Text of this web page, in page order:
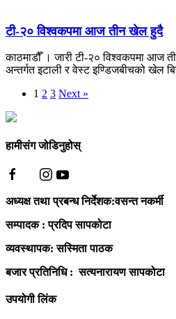
टी-२० विश्वकपमा आज तीन खेल हुदै
काठमाडौँ । जारी टी-२० विश्वकपमा
अन्तर्गत इटाली र वेस्ट इण्डिजबीचको खेल
1 2 3 Next »
हामीसंग जोडिनुहोस्
अध्यक्ष तथा प्रबन्ध निर्देशक:वसन्त नकर्मी
सम्पादक : प्रदिप सापकोटा
व्यवस्थापक: सस्मिता पाठक
बजार प्रतिनिधि : सत्यनारायण सापकोटा
उपयोगी लिंक